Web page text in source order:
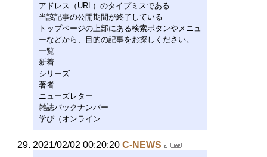
アドレス（URL）のタイプミスである
当該記事の公開期間が終了している
トップページの上部にある検索ボタンやメニュ
ーなどから、目的の記事をお探しください。
一覧
新着
シリーズ
著者
ニューズレター
雑誌バックナンバー
学び（オンライン
2021/02/02 00:20:20 C-NEWS